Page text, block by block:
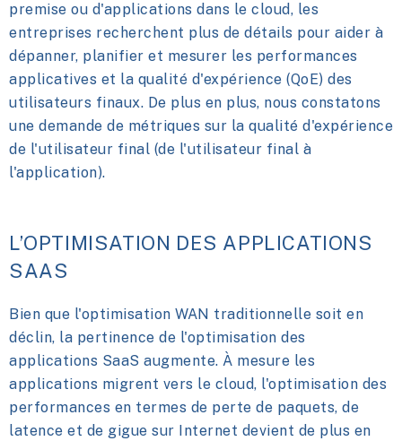
premise ou d'applications dans le cloud, les
entreprises recherchent plus de détails pour aider à
dépanner, planifier et mesurer les performances
applicatives et la qualité d'expérience (QoE) des
utilisateurs finaux. De plus en plus, nous constatons
une demande de métriques sur la qualité d'expérience
de l'utilisateur final (de l'utilisateur final à
l'application).
L’OPTIMISATION DES APPLICATIONS
SAAS
Bien que l'optimisation WAN traditionnelle soit en
déclin, la pertinence de l'optimisation des
applications SaaS augmente. À mesure les
applications migrent vers le cloud, l'optimisation des
performances en termes de perte de paquets, de
latence et de gigue sur Internet devient de plus en